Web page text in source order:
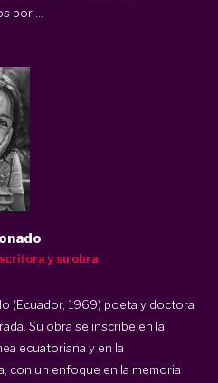
por ...
y su obra
(Ecuador, 1969) poeta y doctora
Su obra se inscribe en la
ecuatoriana y en la
con un enfoque en la memoria